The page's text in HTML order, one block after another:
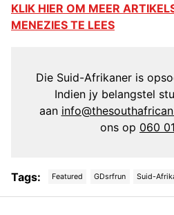
KLIK HIER OM MEER
MENEZIES TE LEES
Die Suid-Afrikaner is
Indien jy belangstel
aan
ons op 060
Tags: Featured GDsrfrun Suid-